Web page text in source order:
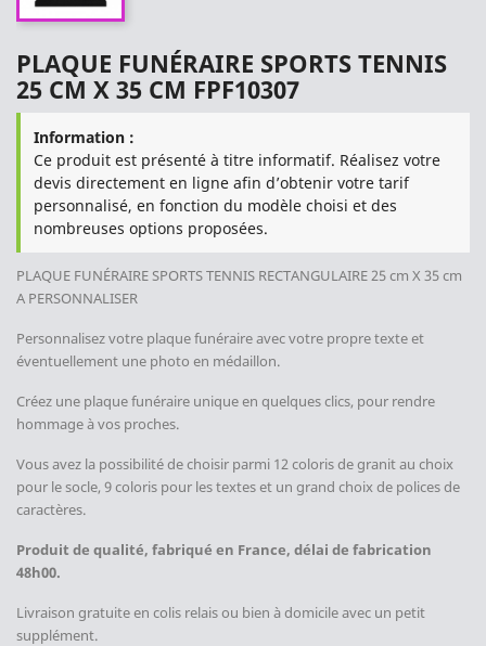
PLAQUE FUNÉRAIRE SPORTS TENNIS
25 CM X 35 CM FPF10307
Information :
Ce produit est présenté à titre informatif. Réalisez votre
devis directement en ligne afin d’obtenir votre tarif
personnalisé, en fonction du modèle choisi et des
nombreuses options proposées.
PLAQUE FUNÉRAIRE SPORTSTENNIS RECTANGULAIRE 25 cm X 35 cm
A PERSONNALISER
Personnalisez votre plaque funéraire avec votre propre texte et
éventuellement une photo en médaillon.
Créez une plaque funéraire unique en quelques clics, pour rendre
hommage à vos proches.
Vous avez la possibilité de choisir parmi 12 coloris de granit au choix
pour le socle, 9 coloris pour les textes et un grand choix de polices de
caractères.
Produit de qualité, fabriqué en France, délai de fabrication
48h00.
Livraison gratuite en colis relais ou bien à domicile avec un petit
supplément.